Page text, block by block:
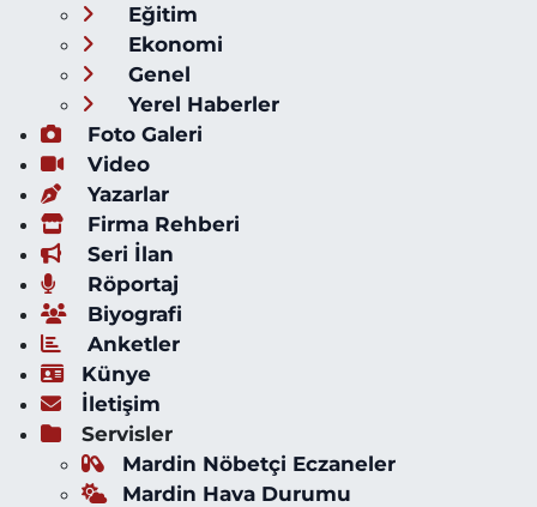
Eğitim
Ekonomi
Genel
Yerel Haberler
Foto Galeri
Video
Yazarlar
Firma Rehberi
Seri İlan
Röportaj
Biyografi
Anketler
Künye
İletişim
Servisler
Mardin Nöbetçi Eczaneler
Mardin Hava Durumu